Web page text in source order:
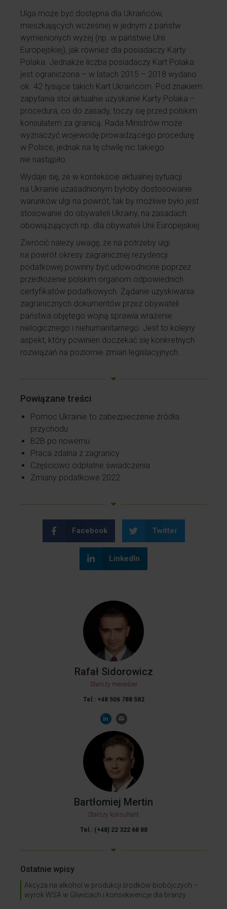
Ulga może być dostępna dla Ukraińców,
mieszkających wcześniej w jednym z państw
wymienionych wyżej (np. w państwie Unii
Europejskiej), jak również dla posiadaczy Karty
Polaka. Jednakże liczba posiadaczy Kart Polaka
jest ograniczona – w latach 2015 – 2018 wydano
ok. 42 tysiące takich Kart Ukraińcom. Pod znakiem
zapytania stoi aktualnie uzyskanie Karty Polaka –
procedura, co do zasady, toczy się przed polskim
konsulatem za granicą. Rada Ministrów może
wyznaczyć wojewodę prowadzącego procedurę
w Polsce, jednak na tę chwilę nic takiego
nie nastąpiło.
Wydaje się, że w kontekście aktualnej sytuacji
na Ukrainie uzasadnionym byłoby dostosowanie
warunków ulgi na powrót, tak by możliwe było jest
stosowanie do obywateli Ukrainy, na zasadach
obowiązujących np. dla obywateli Unii Europejskiej.
Zwrócić należy uwagę, że na potrzeby ulgi
na powrót okresy zagranicznej rezydencji
podatkowej powinny być udowodnione poprzez
przedłożenie polskim organom odpowiednich
certyfikatów podatkowych. Żądanie uzyskiwania
zagranicznych dokumentów przez obywateli
państwa objętego wojną sprawia wrażenie
nielogicznego i niehumanitarnego. Jest to kolejny
aspekt, który powinien doczekać się konkretnych
rozwiązań na poziomie zmian legislacyjnych.
Powiązane treści
Pomoc Ukrainie to zabezpieczenie źródła
przychodu
B2B po nowemu
Praca zdalna z zagranicy
Częściowo odpłatne świadczenia
Zmiany podatkowe 2022
Facebook Twitter
LinkedIn
Rafał Sidorowicz
Starszy menedżer
Tel.: +48 506 788 582
Bartłomiej Mertin
Starszy konsultant
Tel.: (+48) 22 322 68 88
Ostatnie wpisy
Akcyza na alkohol w produkcji środków biobójczych –
wyrok WSA w Gliwicach i konsekwencje dla branży